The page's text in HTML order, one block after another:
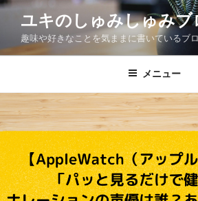
コ
ン
ス
キ
ッ
プ
ユキのしゅみしゅみブ
趣味や好きなことを気ままに書いているブ
メニュー